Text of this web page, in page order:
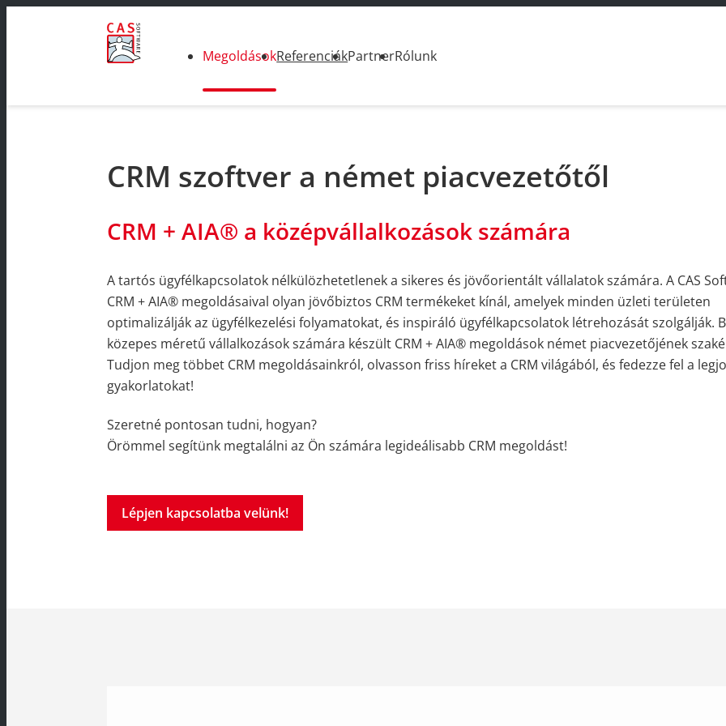
MegoldásokReferenciákPartnerRólunk
CRM szoftver a német piacvezetőtől
CRM + AIA® a középvállalkozások számára
A tartós ügyfélkapcsolatok nélkülözhetetlenek a sikeres és jövőorientált vállalatok számára. A CAS
CRM + AIA® megoldásaival olyan jövőbiztos CRM termékeket kínál, amelyek minden üzleti területen
optimalizálják az ügyfélkezelési folyamatokat, és inspiráló ügyfélkapcsolatok létrehozását szolgálják.
közepes méretű vállalkozások számára készült CRM + AIA® megoldások német piacvezetőjének
Tudjon meg többet CRM megoldásainkról, olvasson friss híreket a CRM világából, és fedezze fel a
gyakorlatokat!
Szeretné pontosan tudni, hogyan?
Örömmel segítünk megtalálni az Ön számára legideálisabb CRM megoldást!
Lépjen kapcsolatba velünk!